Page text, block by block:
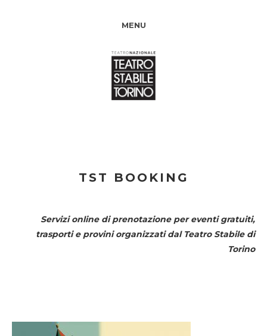
MENU
TST BOOKING
Servizi online di prenotazione per eventi gratuiti,
trasporti e provini organizzati dal Teatro Stabile di
Torino